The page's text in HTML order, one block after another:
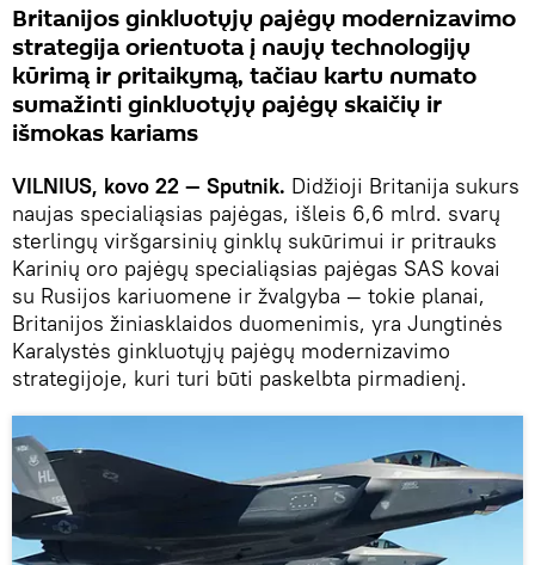
Britanijos ginkluotųjų pajėgų modernizavimo
strategija orientuota į naujų technologijų
kūrimą ir pritaikymą, tačiau kartu numato
sumažinti ginkluotųjų pajėgų skaičių ir
išmokas kariams
VILNIUS, kovo 22 — Sputnik. Didžioji Britanija sukurs
naujas specialiąsias pajėgas, išleis 6,6 mlrd. svarų
sterlingų viršgarsinių ginklų sukūrimui ir pritrauks
Karinių oro pajėgų specialiąsias pajėgas SAS kovai
su Rusijos kariuomene ir žvalgyba — tokie planai,
Britanijos žiniasklaidos duomenimis, yra Jungtinės
Karalystės ginkluotųjų pajėgų modernizavimo
strategijoje, kuri turi būti paskelbta pirmadienį.